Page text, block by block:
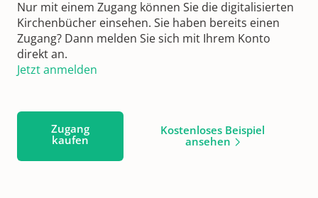
Nur mit einem Zugang können Sie die digitalisierten
Kirchenbücher einsehen. Sie haben bereits einen
Zugang? Dann melden Sie sich mit Ihrem Konto
direkt an.
Jetzt anmelden
Zugang
kaufen
Kostenloses Beispiel
ansehen